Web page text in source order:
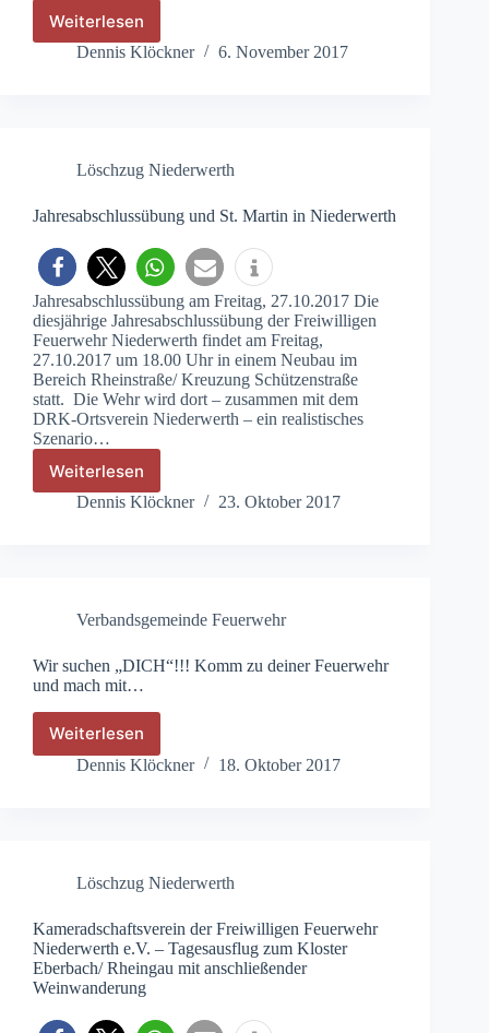
WeiterlesenBerufsfeuerwehrtag
der
Dennis Klöckner 6. November 2017
Löschzug Niederwerth
Jahresabschlussübung und St. Martin in Niederwerth
Jahresabschlussübung am Freitag, 27.10.2017 Die
diesjährige Jahresabschlussübung der Freiwilligen
Feuerwehr Niederwerth findet am Freitag,
27.10.2017 um 18.00 Uhr in einem Neubau im
Bereich Rheinstraße/ Kreuzung Schützenstraße
statt. Die Wehr wird dort – zusammen mit dem
DRK-Ortsverein Niederwerth – ein realistisches
Szenario…
WeiterlesenJahresabschlussübung
und
Dennis Klöckner 23. Oktober 2017
Verbandsgemeinde Feuerwehr
Wir suchen „DICH“!!! Komm zu deiner Feuerwehr
und mach mit…
Weiterlesen
Wir
suchen
und
mit…
Dennis Klöckner 18. Oktober 2017
Löschzug Niederwerth
Kameradschaftsverein der Freiwilligen Feuerwehr
Niederwerth e.V. – Tagesausflug zum Kloster
Eberbach/ Rheingau mit anschließender
Weinwanderung